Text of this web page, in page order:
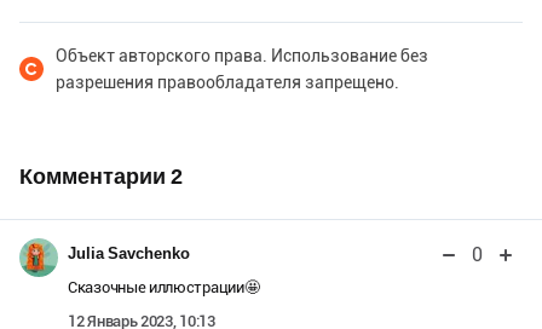
Объект авторского права. Использование без
разрешения правообладателя запрещено.
Комментарии 2
Julia Savchenko 0
Сказочные иллюстрации🤩
12 Январь 2023, 10:13